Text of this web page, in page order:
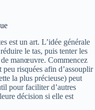
est un art. L’idée générale
le tas, puis tenter les
manœuvre. Commencez
risquées afin d’assouplir
la plus précieuse) peut
pour faciliter d’autres
décision si elle est